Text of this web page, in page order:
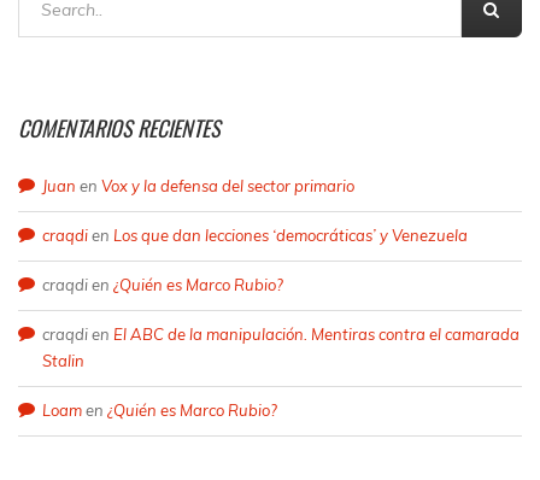
COMENTARIOS RECIENTES
Juan en Vox y la defensa del sector primario
craqdien Los que dan lecciones ‘democráticas’ y Venezuela
craqdien ¿Quién es Marco Rubio?
craqdien El ABC de la manipulación. Mentiras contra el camarada
Stalin
Loamen ¿Quién es Marco Rubio?